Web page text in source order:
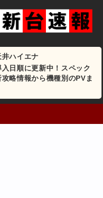
ハイエナ
日順に更新中！スペック
略情報から機種別のPVま